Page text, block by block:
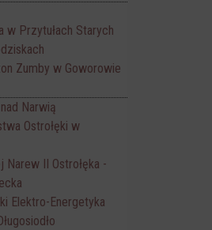
w Przytułach Starych
Zumby w Goworowie
Narwią
Ostrołęki w
II Ostrołęka -
Elektro-Energetyka